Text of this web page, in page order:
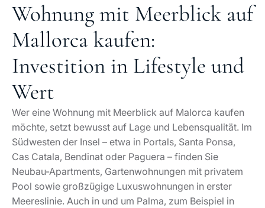
Wohnung mit Meerblick auf
Mallorca kaufen:
Investition in Lifestyle und
Wert
Wer eine Wohnung mit Meerblick auf Malorca kaufen
möchte, setzt bewusst auf Lage und Lebensqualität. Im
Südwesten der Insel – etwa in Portals, Santa Ponsa,
Cas Catala, Bendinat oder Paguera – finden Sie
Neubau-Apartments, Gartenwohnungen mit privatem
Pool sowie großzügige Luxuswohnungen in erster
Meereslinie. Auch in und um Palma, zum Beispiel in